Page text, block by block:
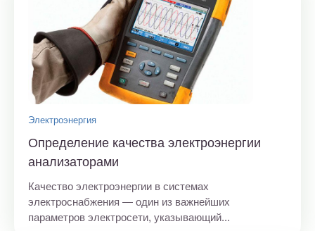
Электроэнергия
Определение качества электроэнергии
анализаторами
Качество электроэнергии в системах
электроснабжения — один из важнейших
параметров электросети, указывающий...